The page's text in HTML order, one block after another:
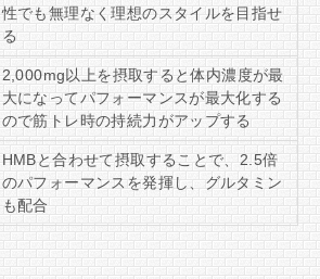
性でも無理なく理想のスタイルを目指せ
る
2,000mg以上を摂取すると体内濃度が最
大になってパフォーマンスが最大化する
ので筋トレ時の持続力がアップする
HMBと合わせて摂取することで、2.5倍
のパフォーマンスを発揮し、グルタミン
も配合